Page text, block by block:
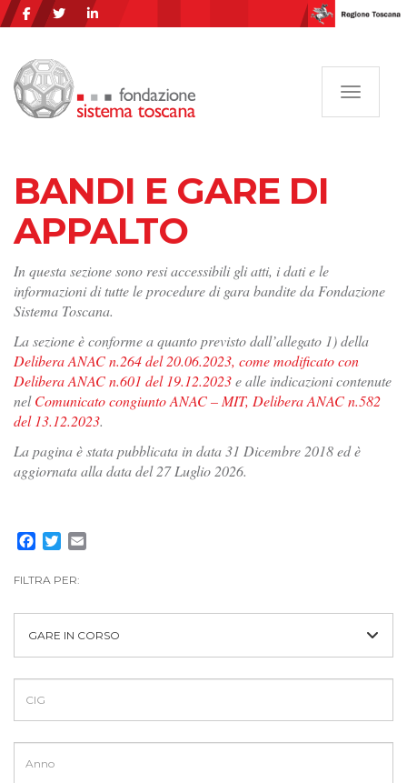
BANDI E GARE DI
APPALTO
In questa sezione sono resi accessibili gli atti, i dati e le
informazioni di tutte le procedure di gara bandite da Fondazione
Sistema Toscana.
La sezione è conforme a quanto previsto dall’allegato 1) della
Delibera ANAC n.264 del 20.06.2023, come modificato con
Delibera ANAC n.601 del 19.12.2023e alle indicazioni contenute
nelComunicato congiunto ANAC – MIT, Delibera ANAC n.582
del 13.12.2023.
La pagina è stata pubblicata in data 31 Dicembre 2018 ed è
aggiornata alla data del 27 Luglio 2026.
Facebook
Twitter
FILTRA PER:
GARE IN CORSO